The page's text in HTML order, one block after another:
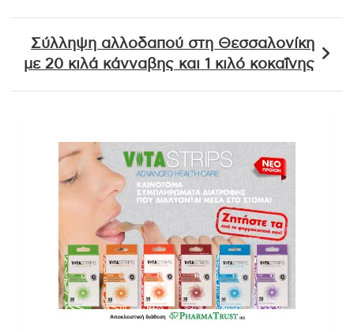
Σύλληψη αλλοδαπού στη Θεσσαλονίκη
με 20 κιλά κάνναβης και 1 κιλό κοκαΐνης